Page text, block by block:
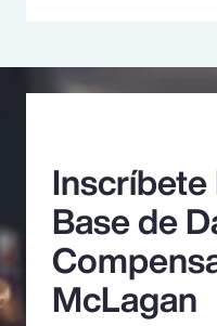
Inscríbete
Base de
McLagan